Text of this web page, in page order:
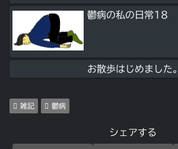
鬱病の私の日常18
お散歩はじめました。
雑記 鬱病
シェアする